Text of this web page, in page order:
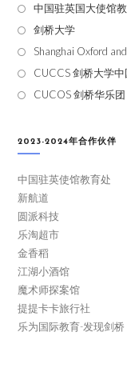
中国驻英国大使馆
剑桥大学
Shanghai Oxford
CUCCS 剑桥大学
CUCOS 剑桥华乐团
2023-2024年合作伙伴
中国驻英使馆教育处
新航道
圆派科技
乐淘超市
金香稻
江湖小酒馆
魔术师探案馆
提提卡卡旅行社
乐为国际教育-发现剑桥